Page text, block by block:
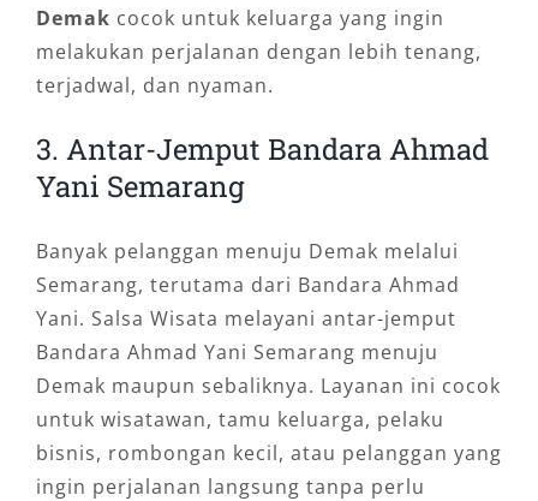
Demak cocok untuk keluarga yang ingin
melakukan perjalanan dengan lebih tenang,
terjadwal, dan nyaman.
3. Antar-Jemput Bandara Ahmad
Yani Semarang
Banyak pelanggan menuju Demak melalui
Semarang, terutama dari Bandara Ahmad
Yani. Salsa Wisata melayani antar-jemput
Bandara Ahmad Yani Semarang menuju
Demak maupun sebaliknya. Layanan ini cocok
untuk wisatawan, tamu keluarga, pelaku
bisnis, rombongan kecil, atau pelanggan yang
ingin perjalanan langsung tanpa perlu